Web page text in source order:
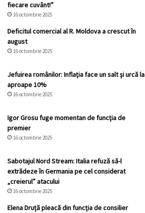
fiecare cuvânt!”
16 octombrie 2025
Deficitul comercial al R. Moldova a crescut în
august
16 octombrie 2025
Jefuirea românilor: Inflația face un salt și urcă la
aproape 10%
16 octombrie 2025
Igor Grosu fuge momentan de funcția de
premier
16 octombrie 2025
Sabotajul Nord Stream: Italia refuză să-l
extrădeze în Germania pe cel considerat
„creierul” atacului
16 octombrie 2025
Elena Druță pleacă din funcția de consilier